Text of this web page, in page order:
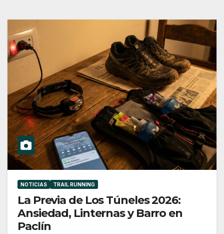
NOTICIAS TRAIL RUNNING
La Previa de Los Túneles 2026:
Ansiedad, Linternas y Barro en
Paclín